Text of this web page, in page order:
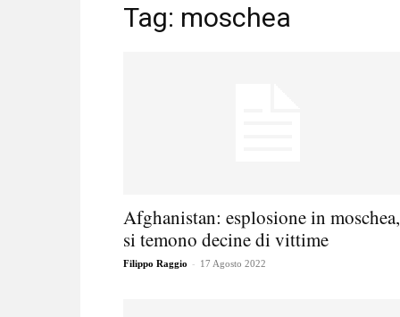
Tag: moschea
Afghanistan: esplosione in moschea,
si temono decine di vittime
Filippo Raggio - 17 Agosto 2022